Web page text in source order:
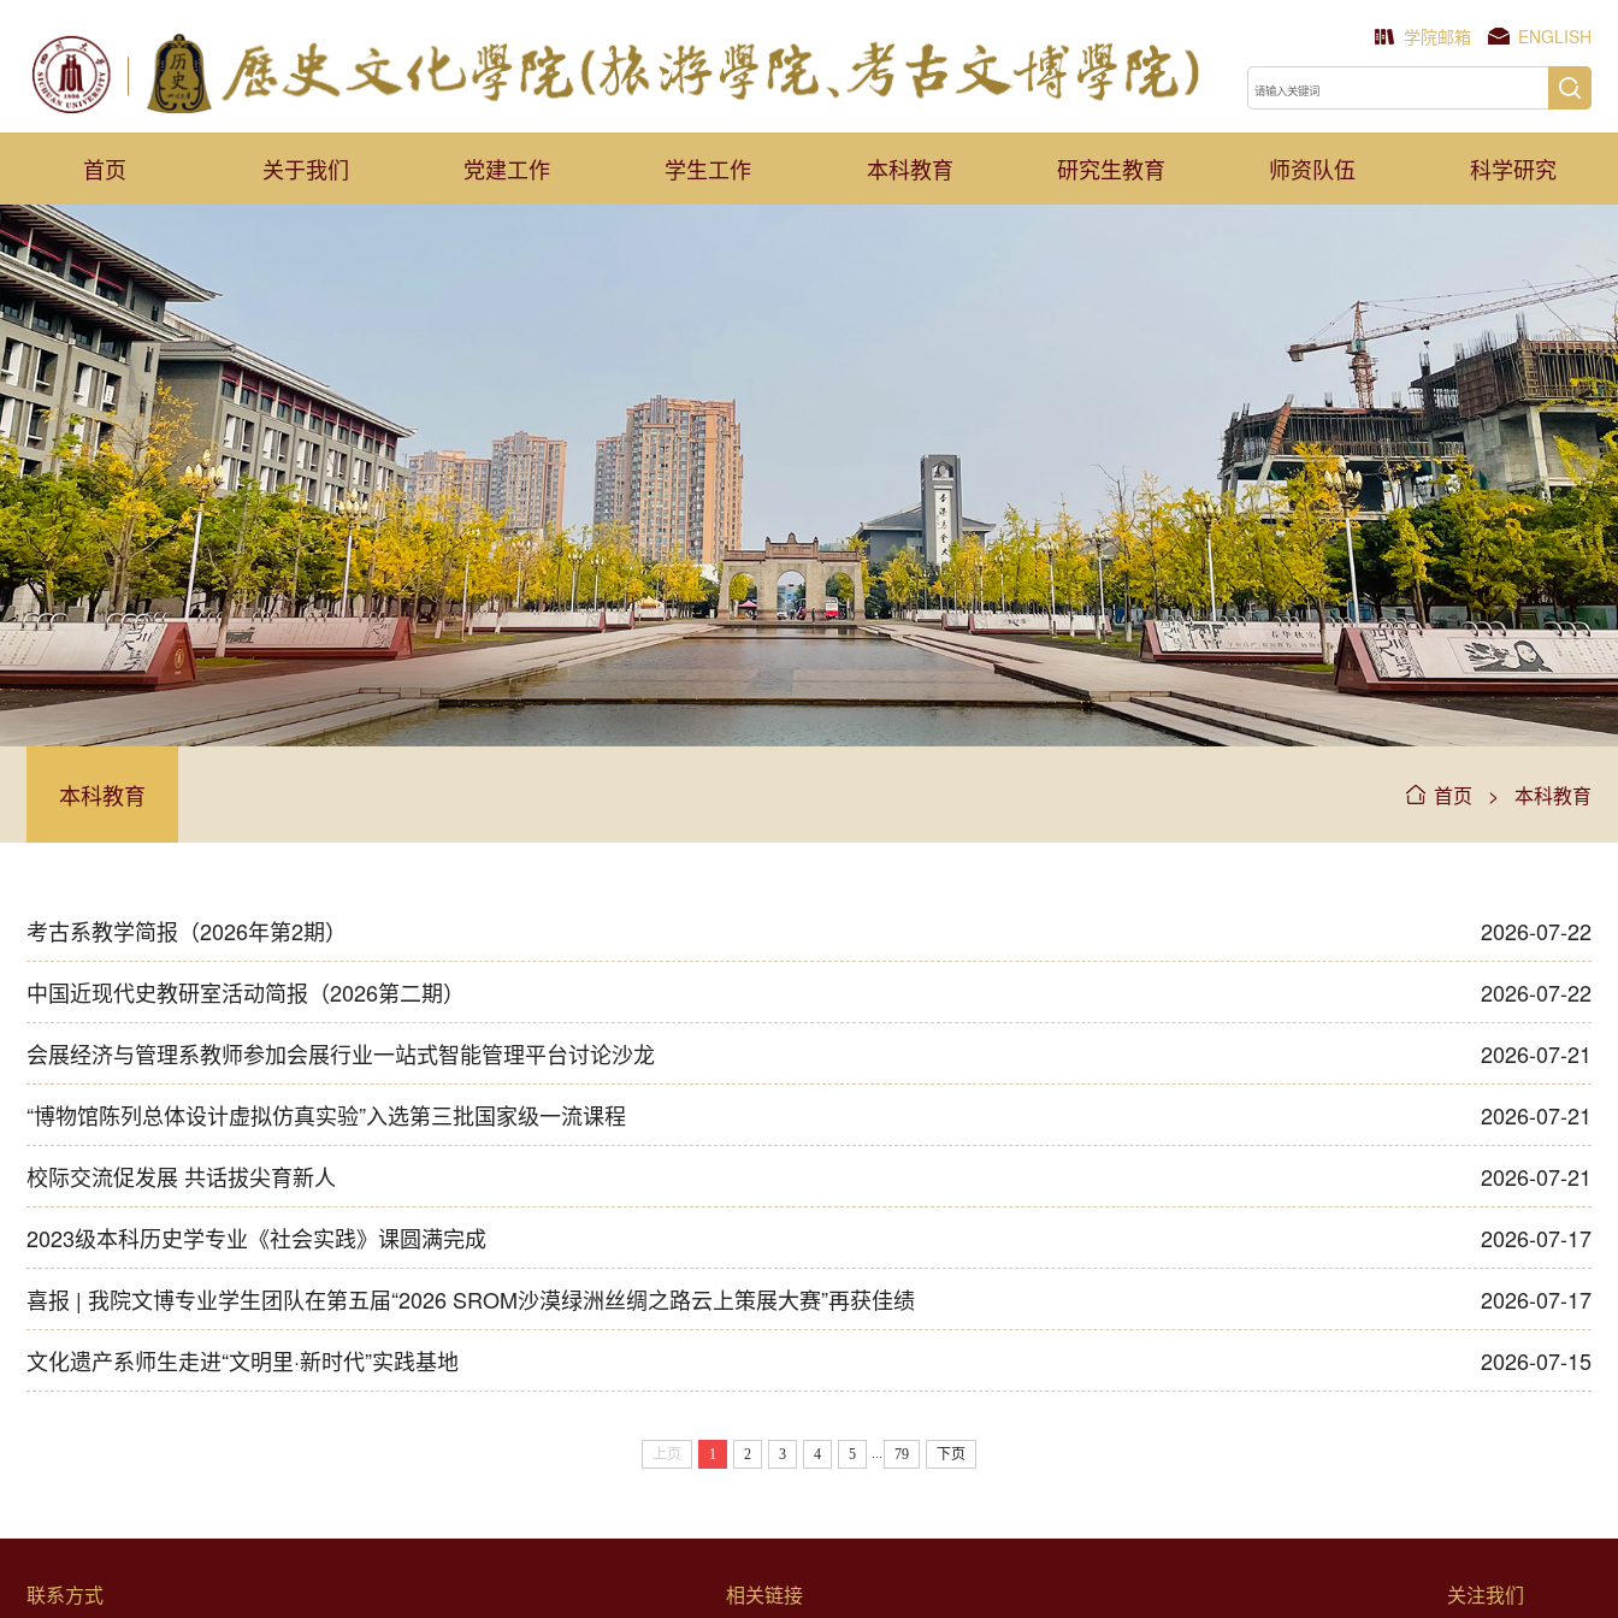
学院邮箱 ENGLISH
首页 关于我们 党建工作 学生工作 本科教育 研究生教育 师资队伍 科学研究
本科教育 首页 > 本科教育
2026-07-22
考古系教学简报（2026年第2期）
2026-07-22
中国近现代史教研室活动简报（2026第二期）
2026-07-21
会展经济与管理系教师参加会展行业一站式智能管理平台讨论沙龙
2026-07-21
“博物馆陈列总体设计虚拟仿真实验”入选第三批国家级一流课程
2026-07-21
校际交流促发展 共话拔尖育新人
2026-07-17
2023级本科历史学专业《社会实践》课圆满完成
2026-07-17
喜报 | 我院文博专业学生团队在第五届“2026 SROM沙漠绿洲丝绸之路云上策展大赛”再获佳绩
2026-07-15
文化遗产系师生走进“文明里·新时代”实践基地
上页 1 2 3 4 5 79 下页
联系方式 相关链接 关注我们